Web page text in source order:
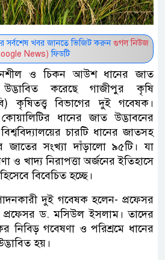
সর্বশেষ খবর জানতে ভিজিট করুন গুগল নিউজ
News) ফিডটি
ও চিকন আউশ ধানের জাত
করেছে গাজীপুর কৃষি
কৃষিতত্ত্ব বিভাগের দুই গবেষক।
কোয়ালিটির ধানের জাত উদ্ভাবনের
চারটি ধানের জাতসহ
জাতের সংখ্যা দাঁড়ালো ৯৫টি। যা
ও খাদ্য নিরাপত্তা অর্জনের ইতিহাসে
বিবেচিত হচ্ছে।
দুই গবেষক হলেন- প্রফেসর
ড. মসিউল ইসলাম। তাদের
নিবিড় গবেষণা ও পরিশ্রমে ধানের
হয়।